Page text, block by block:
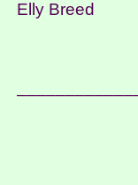
Elly Breed